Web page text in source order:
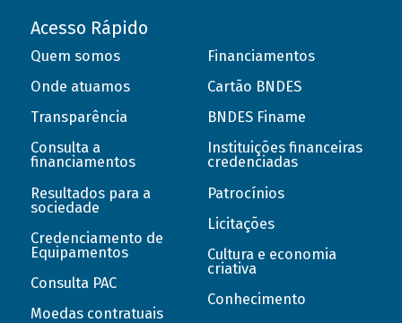
Acesso Rápido
Quem somos
Onde atuamos
Transparência
Consulta a
financiamentos
Resultados para a
sociedade
Credenciamento de
Equipamentos
Consulta PAC
Moedas contratuais
Financiamentos
Cartão BNDES
BNDES Finame
Instituições financeiras
credenciadas
Patrocínios
Licitações
Cultura e economia
criativa
Conhecimento